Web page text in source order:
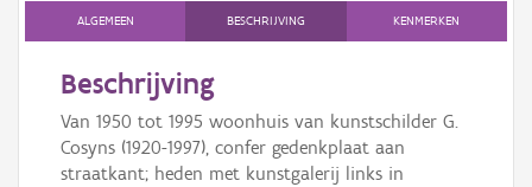
ALGEMEEN BESCHRIJVING KENMERKEN
Beschrijving
Van 1950 tot 1995 woonhuis van kunstschilder G.
Cosyns (1920-1997), confer gedenkplaat aan
straatkant; heden met kunstgalerij links in